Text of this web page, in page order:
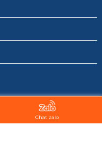
Tải Quốc Vương. All rights
by i-web.vn
Chat zalo